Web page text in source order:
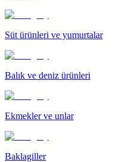
Süt ürünleri ve yumurtalar
Balık ve deniz ürünleri
Ekmekler ve unlar
Baklagiller